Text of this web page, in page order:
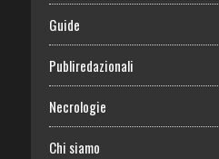
Guide
Publiredazionali
Necrologie
Chi siamo